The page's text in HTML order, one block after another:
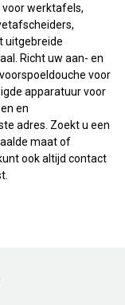
voor werktafels,
uitgebreide
Richt uw aan- en
voor
apparatuur voor
en
adres. Zoekt u een
maat of
ook altijd contact